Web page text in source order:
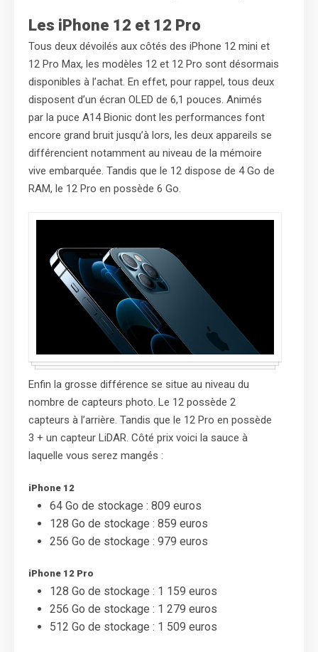
Les iPhone 12 et 12 Pro
Tous deux dévoilés aux côtés des iPhone 12 mini et
12 Pro Max, les modèles 12 et 12 Pro sont désormais
disponibles à l’achat. En effet, pour rappel, tous deux
disposent d’un écran OLED de 6,1 pouces. Animés
par la puce A14 Bionic dont les performances font
encore grand bruit jusqu’à lors, les deux appareils se
différencient notamment au niveau de la mémoire
vive embarquée. Tandis que le 12 dispose de 4 Go de
RAM, le 12 Pro en possède 6 Go.
Enfin la grosse différence se situe au niveau du
nombre de capteurs photo. Le 12 possède 2
capteurs à l’arrière. Tandis que le 12 Pro en possède
3 + un capteur LiDAR. Côté prix voici la sauce à
laquelle vous serez mangés :
iPhone 12
64 Go de stockage : 809 euros
128 Go de stockage : 859 euros
256 Go de stockage : 979 euros
iPhone 12 Pro
128 Go de stockage : 1 159 euros
256 Go de stockage : 1 279 euros
512 Go de stockage : 1 509 euros